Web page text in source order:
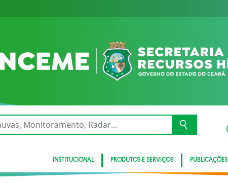
INSTITUCIONAL PRODUTOS E SERVIÇOS PUBLICAÇÕES